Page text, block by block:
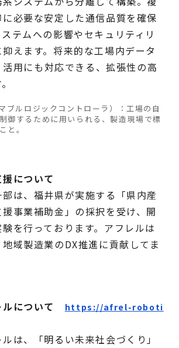
必要な安定した通信品質を確保
テムへの影響やセキュリティリ
えます。将来的な工場内データ
用にも対応できる、拡張性の高
ブルロジックコントローラ）：工場の自
御するために用いられる、製造現場で標
と。
について
は、福井県が実施する「県内産
事業補助金」の採択を受け、開
を行っております。アフレルは
域製造業のDX推進に貢献してま
ルについて
https://afrel-roboti
は、「明るい未来社会づくり」